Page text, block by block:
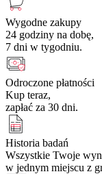
Wygodne zakupy
24 godziny na dobę,
7 dni w tygodniu.
Odroczone płatności
Kup teraz,
zapłać za 30 dni.
Historia badań
Wszystkie Twoje
w jednym miejscu z